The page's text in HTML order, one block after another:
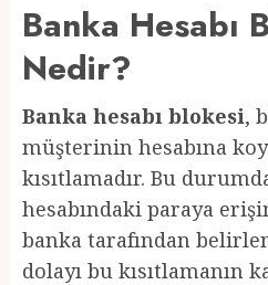
Banka Hesabı
Nedir?
Banka hesabı blokesi,
müşterinin hesabına
kısıtlamadır. Bu
hesabındaki paraya
banka tarafından
dolayı bu kısıtlamanın